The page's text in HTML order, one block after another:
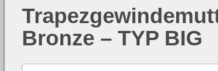
Bronze – TYP BIG